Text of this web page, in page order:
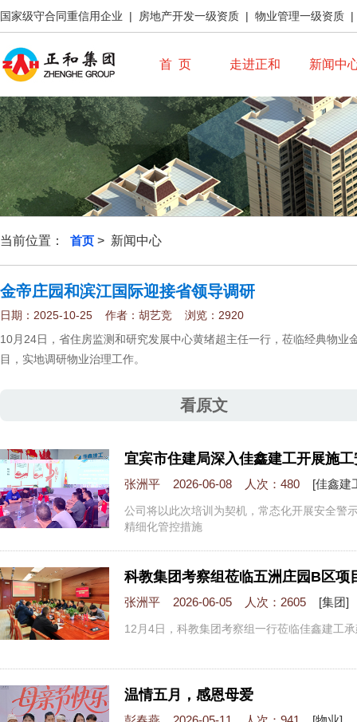
国家级守合同重信用企业 | 房地产开发一级资质 | 物业管理一级资质 |
首 页 走进正和 新闻中
当前位置： 首页 > 新闻中心
金帝庄园和滨江国际迎接省领导调研
日期：2025-10-25 作者：胡艺竞 浏览：2920
10月24日，省住房监测和研究发展中心黄绪超主任一行，莅临经典物业
目，实地调研物业治理工作。
看原文
宜宾市住建局深入佳鑫建工开展施
张洲平 2026-06-08 人次：480 [佳鑫建
公司将以此次培训为契机，常态化开展安全警
精细化管控措施
科教集团考察组莅临五洲庄园B区项
张洲平 2026-06-05 人次：2605 [集团]
12月4日，科教集团考察组一行莅临佳鑫建工
温情五月，感恩母爱